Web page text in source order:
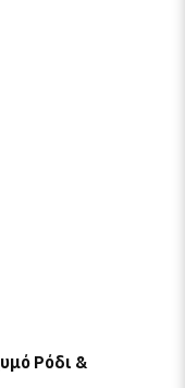
Ρόδι &